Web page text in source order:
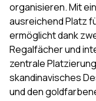
organisieren. Mit
ausreichend Platz
ermöglicht dank
Regalfächer und
zentrale
skandinavisches
und den